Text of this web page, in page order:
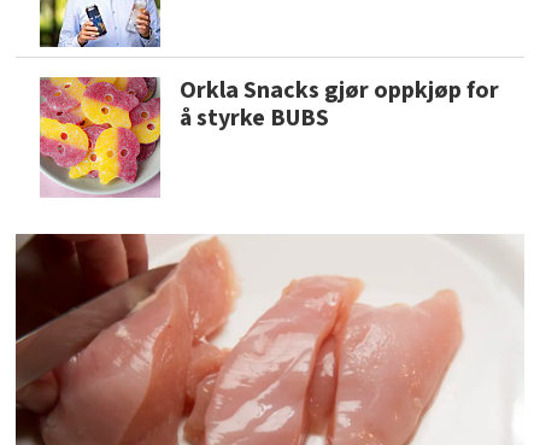
Orkla Snacks gjør oppkjøp for
å styrke BUBS